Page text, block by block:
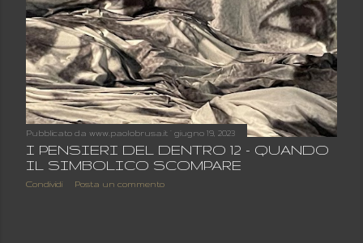
Pubblicato da www.paolobrusa.it giugno 19, 2023
I PENSIERI DEL DENTRO 12 - QUANDO
IL SIMBOLICO SCOMPARE
Condividi Posta un commento